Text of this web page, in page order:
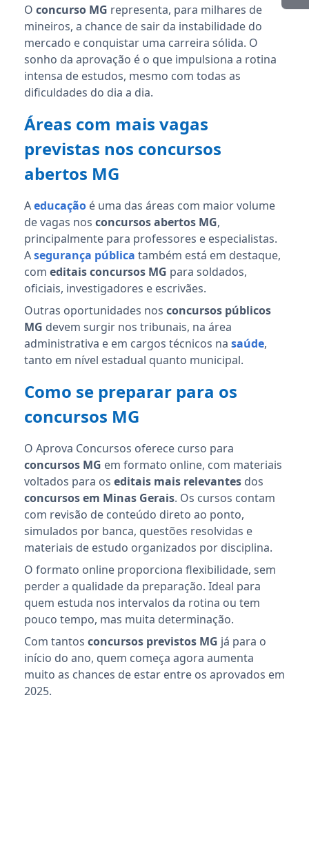
O concurso MG representa, para milhares de
mineiros, a chance de sair da instabilidade do
mercado e conquistar uma carreira sólida. O
sonho da aprovação é o que impulsiona a rotina
intensa de estudos, mesmo com todas as
dificuldades do dia a dia.
Áreas com mais vagas
previstas nos concursos
abertos MG
Aeducação é uma das áreas com maior volume
de vagas nos concursos abertos MG,
principalmente para professores e especialistas.
Asegurança pública também está em destaque,
com editais concursos MG para soldados,
oficiais, investigadores e escrivães.
Outras oportunidades nos concursos públicos
MG devem surgir nos tribunais, na área
administrativa e em cargos técnicos na saúde,
tanto em nível estadual quanto municipal.
Como se preparar para os
concursos MG
O Aprova Concursos oferece curso para
concursos MG em formato online, com materiais
voltados para os editais mais relevantes dos
concursos em Minas Gerais. Os cursos contam
com revisão de conteúdo direto ao ponto,
simulados por banca, questões resolvidas e
materiais de estudo organizados por disciplina.
O formato online proporciona flexibilidade, sem
perder a qualidade da preparação. Ideal para
quem estuda nos intervalos da rotina ou tem
pouco tempo, mas muita determinação.
Com tantos concursos previstos MG já para o
início do ano, quem começa agora aumenta
muito as chances de estar entre os aprovados em
2025.